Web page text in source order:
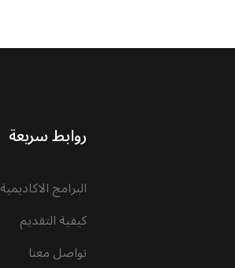
روابط سريعة
البرامج الاكاديمية
كيفية التقديم
تواصل معنا